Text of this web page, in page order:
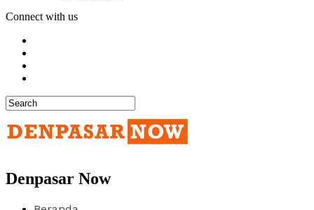
Connect with us
Denpasar Now